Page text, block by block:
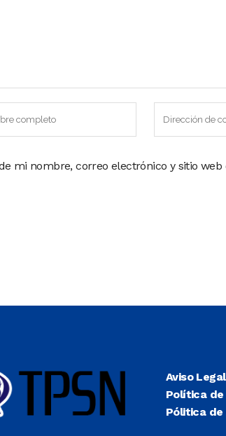
mi nombre, correo electrónico y sitio
Aviso Legal
Política de
Pólitica de